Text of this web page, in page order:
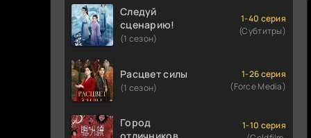
Следуй
сценарию!
(1 сезон)
1-40 серия
(Субтитры)
Расцвет силы
(1 сезон)
1-26 серия
(Force Media)
Город
1-10 серия